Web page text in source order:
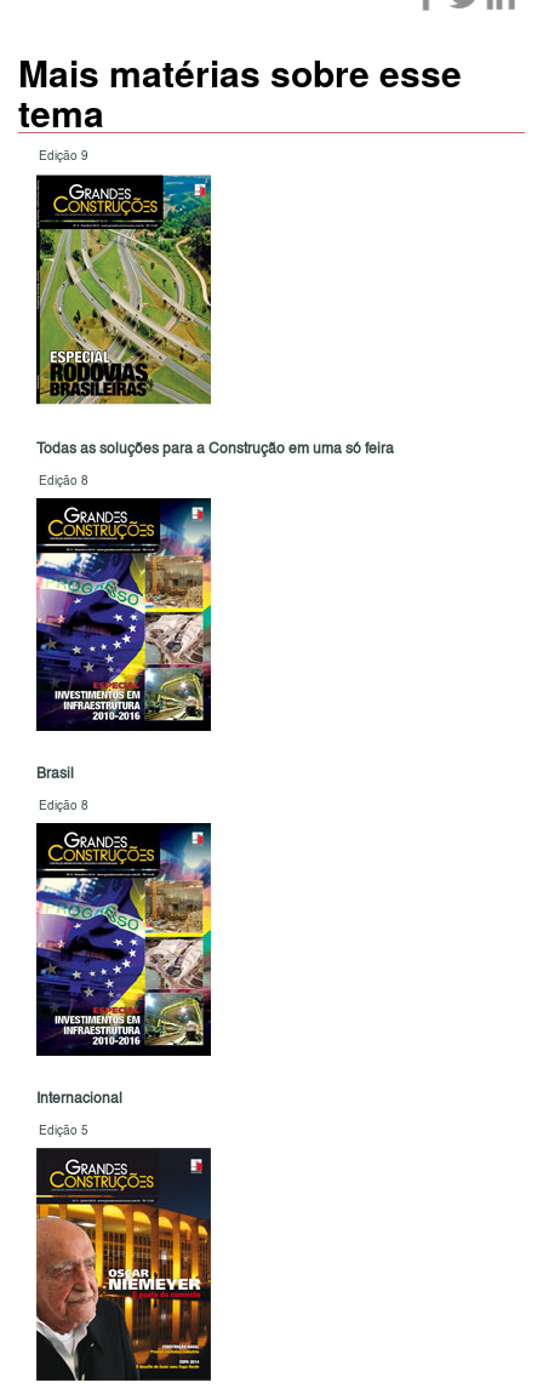
Mais matérias sobre esse
tema
Edição 9
Todas as soluções para a Construção em uma só feira
Edição 8
Brasil
Edição 8
Internacional
Edição 5